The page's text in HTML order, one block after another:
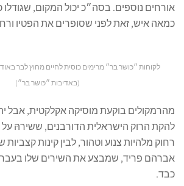
כמאה איש, זאת לפני שסופרים את הפטיו
(באדיבות ״כּושר בּר״)
מהרמקולים בוקעת מוסיקה אקלקטית, אבל
להקת הרוק הישראלית הדורבנים, ששירהּ על
רחוק מלהיות צנוע וטהור, לבין קינות
אברהם פריד, שמבצע את השירים שלו
כבד.